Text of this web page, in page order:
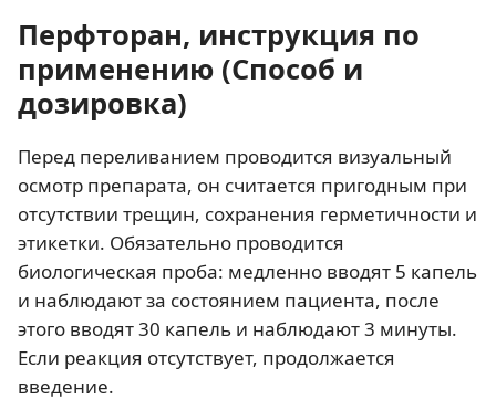
Перфторан, инструкция по
применению (Способ и
дозировка)
Перед переливанием проводится визуальный
осмотр препарата, он считается пригодным при
отсутствии трещин, сохранения герметичности и
этикетки. Обязательно проводится
биологическая проба: медленно вводят 5 капель
и наблюдают за состоянием пациента, после
этого вводят 30 капель и наблюдают 3 минуты.
Если реакция отсутствует, продолжается
введение.